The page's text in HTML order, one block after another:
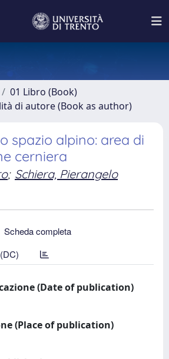
01 Libro (Book)
di autore (Book as author)
spazio alpino: area di
cerniera
; Schiera, Pierangelo
Scheda completa
(Date of publication)
(Place of publication)